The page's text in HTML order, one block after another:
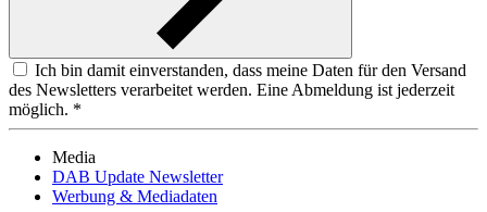
Ich bin damit einverstanden, dass meine Daten für den Versand
des Newsletters verarbeitet werden. Eine Abmeldung ist jederzeit
möglich. *
Media
DAB Update Newsletter
Werbung & Mediadaten